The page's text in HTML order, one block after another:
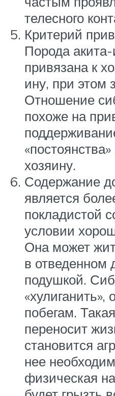
телесного
Критерий
Порода
привязана к
ину, при этом
Отношение
похоже на
хозяину.
Содержание
является
покладистой
условии
Она может
в отведенном
подушкой.
«хулиганить»,
побегам.
переносит
становится
нее
физическая